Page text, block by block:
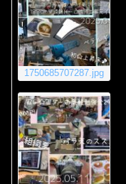
1750685707287.jpg